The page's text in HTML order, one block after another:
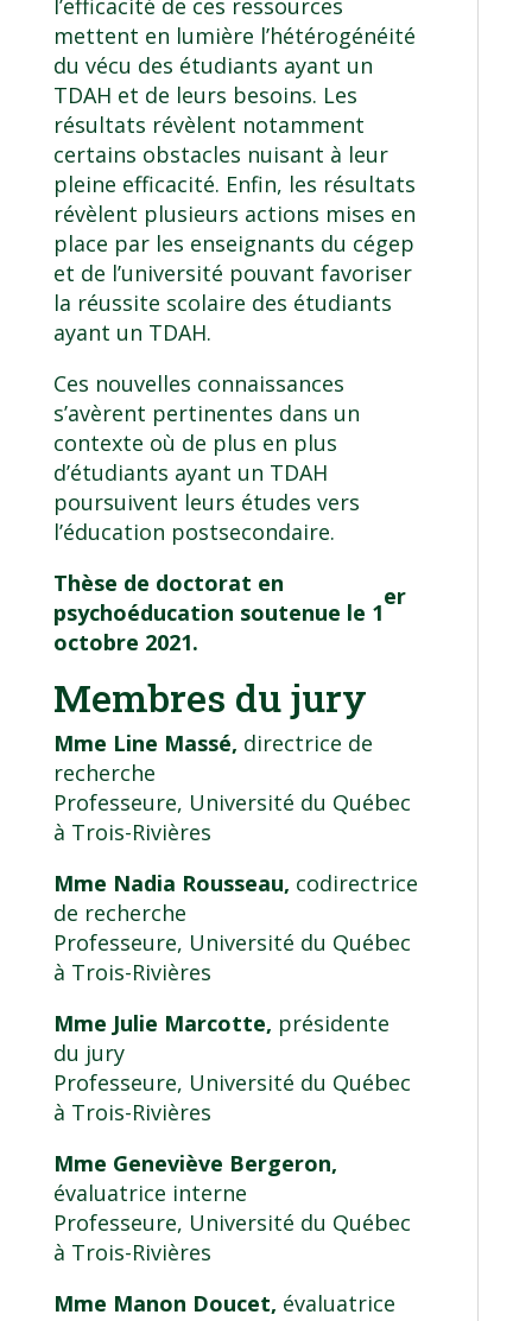
l’efficacité de ces ressources
mettent en lumière l’hétérogénéité
du vécu des étudiants ayant un
TDAH et de leurs besoins. Les
résultats révèlent notamment
certains obstacles nuisant à leur
pleine efficacité. Enfin, les résultats
révèlent plusieurs actions mises en
place par les enseignants du cégep
et de l’université pouvant favoriser
la réussite scolaire des étudiants
ayant un TDAH.
Ces nouvelles connaissances
s’avèrent pertinentes dans un
contexte où de plus en plus
d’étudiants ayant un TDAH
poursuivent leurs études vers
l’éducation postsecondaire.
Thèse de doctorat en
psychoéducation soutenue le 1
er
octobre 2021.
Membres du jury
Mme Line Massé, directrice de
recherche
Professeure, Université du Québec
à Trois-Rivières
Mme Nadia Rousseau, codirectrice
de recherche
Professeure, Université du Québec
à Trois-Rivières
Mme Julie Marcotte, présidente
du jury
Professeure, Université du Québec
à Trois-Rivières
Mme Geneviève Bergeron,
évaluatrice interne
Professeure, Université du Québec
à Trois-Rivières
Mme Manon Doucet, évaluatrice